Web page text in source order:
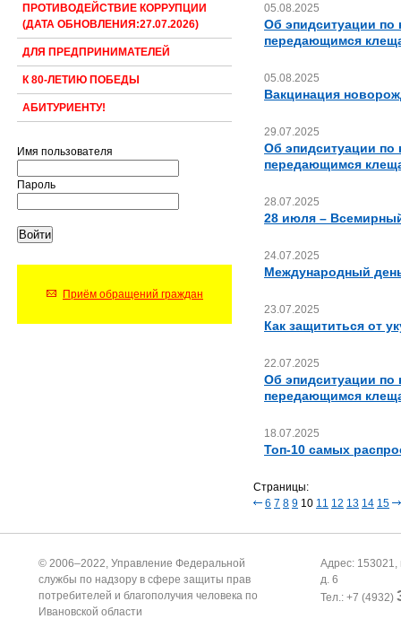
ПРОТИВОДЕЙСТВИЕ КОРРУПЦИИ
(ДАТА ОБНОВЛЕНИЯ:27.07.2026)
ДЛЯ ПРЕДПРИНИМАТЕЛЕЙ
К 80-ЛЕТИЮ ПОБЕДЫ
АБИТУРИЕНТУ!
Имя пользователя
Пароль
Приём обращений граждан
05.08.2025
Об эпидситуации по
передающимся
05.08.2025
Вакцинация
29.07.2025
Об эпидситуации по
передающимся
28.07.2025
28 июля –
24.07.2025
Международный
23.07.2025
Как защититься от
22.07.2025
Об эпидситуации по
передающимся
18.07.2025
Топ-10 самых
Страницы:
6 7 8 9 10 11 12 13 14 15
© 2006–2022, Управление Федеральной
службы по надзору в сфере защиты прав
потребителей и благополучия человека по
Ивановской области
Адрес: 153021,
д. 6
Тел.: +7 (4932)